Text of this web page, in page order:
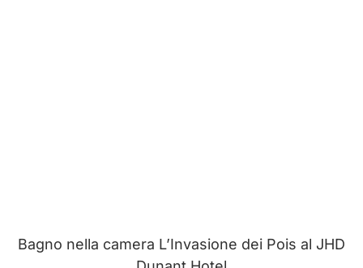
Bagno nella camera L’Invasione dei Pois al JHD